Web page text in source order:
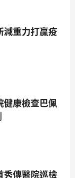
減重力打贏疫
健康檢查巴佩
秀傳醫院巡檢